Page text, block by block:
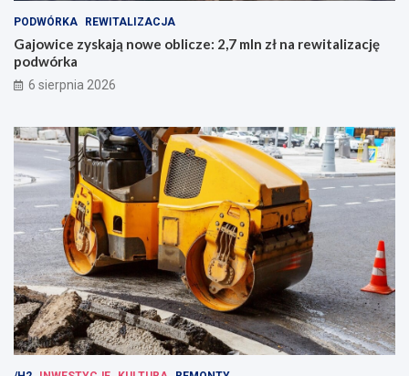
PODWÓRKA REWITALIZACJA
Gajowice zyskają nowe oblicze: 2,7 mln zł na rewitalizację
podwórka
6 sierpnia 2026